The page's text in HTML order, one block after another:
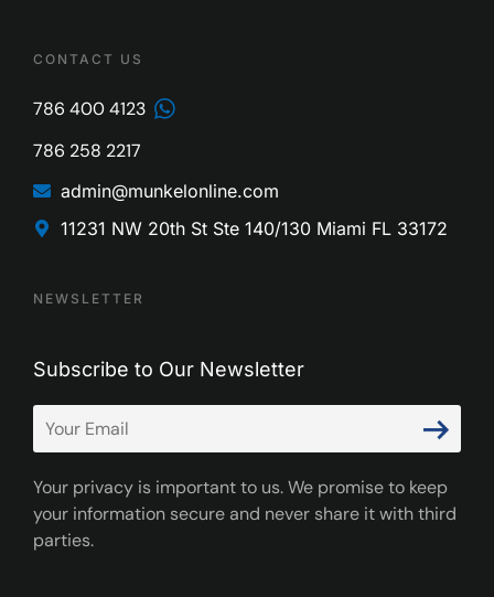
CONTACT US
786 400 4123
786 258 2217
admin@munkelonline.com
11231 NW 20th St Ste 140/130 Miami FL 33172
NEWSLETTER
Subscribe to Our Newsletter
Your privacy is important to us. We promise to keep
your information secure and never share it with third
parties.